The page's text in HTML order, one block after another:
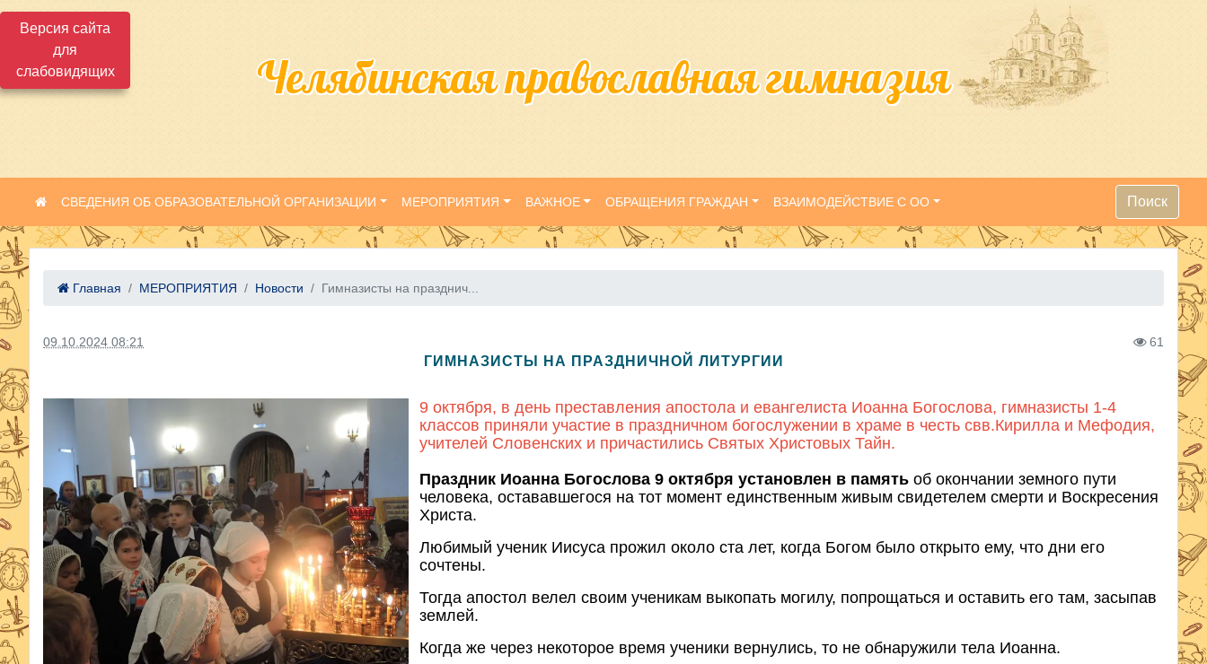
Версия сайта
для
слабовидящих
Челябинская православная гимназия
СВЕДЕНИЯ ОБ ОБРАЗОВАТЕЛЬНОЙ ОРГАНИЗАЦИИ МЕРОПРИЯТИЯ ВАЖНОЕ ОБРАЩЕНИЯ ГРАЖДАН ВЗАИМОДЕЙСТВИЕ С ОО Поиск
Главная МЕРОПРИЯТИЯ Новости Гимназисты на празднич...
09.10.2024 08:21 61
ГИМНАЗИСТЫ НА ПРАЗДНИЧНОЙ ЛИТУРГИИ
9 октября, в день преставления апостола и евангелиста Иоанна Богослова, гимназисты 1-4
классов приняли участие в праздничном богослужении в храме в честь свв.Кирилла и Мефодия,
учителей Словенских и причастились Святых Христовых Тайн.
Праздник Иоанна Богослова 9 октября установлен в память об окончании земного пути
человека, остававшегося на тот момент единственным живым свидетелем смерти и Воскресения
Христа.
Любимый ученик Иисуса прожил около ста лет, когда Богом было открыто ему, что дни его
сочтены.
Тогда апостол велел своим ученикам выкопать могилу, попрощаться и оставить его там, засыпав
землей.
Когда же через некоторое время ученики вернулись, то не обнаружили тела Иоанна.